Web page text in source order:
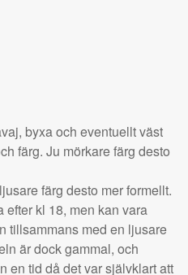
byxa och eventuellt väst
färg. Ju mörkare färg desto
färg desto mer formellt.
efter kl 18, men kan vara
tillsammans med en ljusare
är dock gammal, och
en tid då det var självklart att